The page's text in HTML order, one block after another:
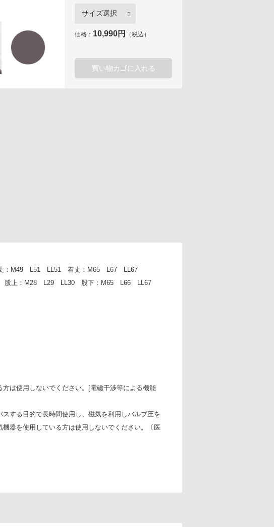
価格： 10,990円 （税込）
買い物カゴに入れる
：M49 L51 LL51 着丈：M65 L67 LL67
股上：M28 L29 LL30 股下：M65 L66 LL67
は使用しないでください。[電磁干渉等による機能
する目的で長時間使用し、磁気を利用しバルブ圧を
器を使用している方は使用しないでください。〔医